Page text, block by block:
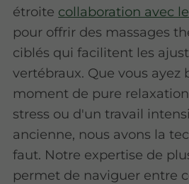
étroite collaboration avec
pour offrir des massages
ciblés qui facilitent les
vertébraux. Que vous ayez
moment de pure
stress ou d'un travail
ancienne, nous avons la
faut. Notre expertise de
permet de naviguer entre